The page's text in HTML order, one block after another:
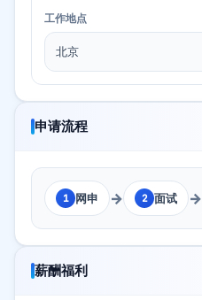
工作地点
北京
申请流程
1 网申 → 2 面试 →
薪酬福利